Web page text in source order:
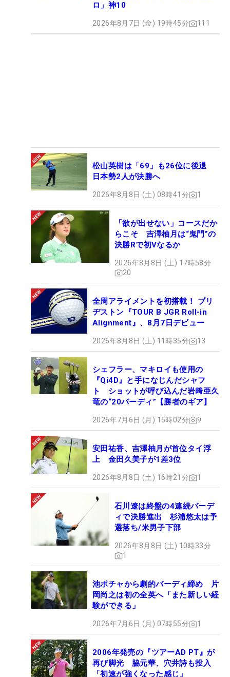
ロ」神10
2026年8月7日 (金) 19時45分 111
松山英樹は「69」も26位に後退
日本勢2人が決勝へ
2026年8月8日 (土) 08時41分 1
「欲が出せない」コースだか
らこそ 吉澤柚月は“鬼門”の
決勝Rで初Vなるか
2026年8月8日 (土) 17時58分
20
全周アライメントを初搭載！ ブリ
ヂストン『TOUR B JGR Roll-in
Alignment』、8月7日デビュー
2026年8月8日 (土) 11時35分 13
シェフラー、マキロイも使用の
『Qi4D』と手になじんだシャフ
ト ショットが呼び込んだ岩﨑亜久
竜の“20バーディ”【勝者のギア】
2026年7月6日 (月) 15時02分 9
安田祐香、吉澤柚月が首位タイ浮
上 金田久美子が1差3位
2026年8月8日 (土) 16時21分 1
石川遼は終盤の4連続バーデ
ィで決勝進出 杉浦悠太は予
選落ち/米男子下部
2026年8月8日 (土) 10時33分
1
池ポチャから劇的バーディ締め 片
岡尚之は初の全英へ「また新しい経
験ができる」
2026年7月6日 (月) 07時55分 1
2006年発売の『ツアーAD PT』が
再び脚光 脇元華、穴井詩も投入
「初速が強くなった感じ」